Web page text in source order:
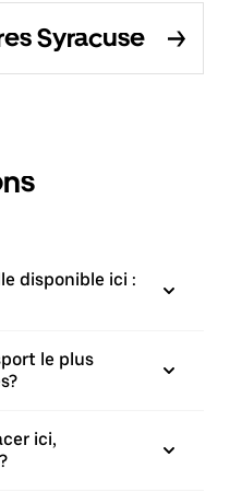
Syracuse
disponible ici :
le plus
ici,